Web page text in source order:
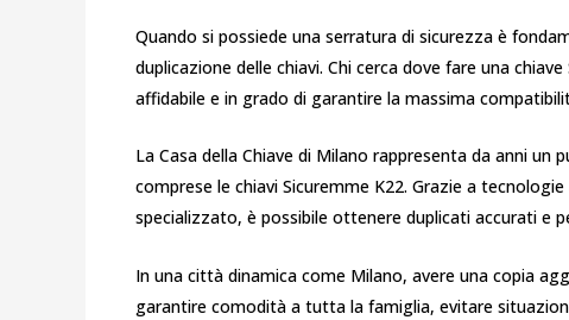
Quando si possiede una serratura di sicurezza è
duplicazione delle chiavi. Chi cerca dove fare una
affidabile e in grado di garantire la massima
La Casa della Chiave di Milano rappresenta da anni
comprese le chiavi Sicuremme K22. Grazie a
specializzato, è possibile ottenere duplicati accurati e
In una città dinamica come Milano, avere una copia
garantire comodità a tutta la famiglia, evitare